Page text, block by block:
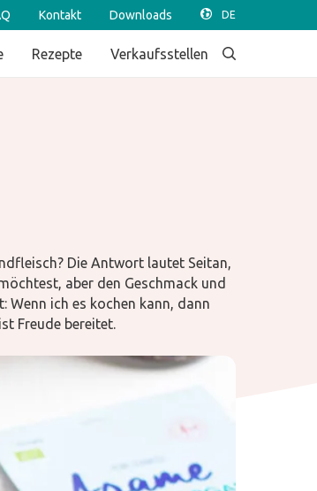
Kontakt Downloads
Rezepte Verkaufsstellen
Die Antwort lautet Seitan,
aber den Geschmack und
Wenn ich es kochen kann, dann
Freude bereitet.